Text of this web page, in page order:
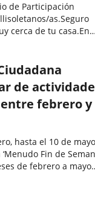
de Participación
as.Seguro
cerca de tu casa.En
de
febrero y
hasta el 10 de
Fin de
de febrero a mayo